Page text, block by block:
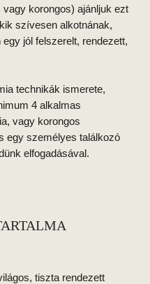
korongos) ajánljuk ezt
szívesen alkotnának,
jól felszerelt, rendezett,
technikák ismerete,
4 alkalmas
vagy korongos
egy személyes találkozó
elfogadásával.
tiszta rendezett